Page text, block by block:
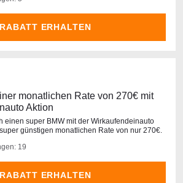
RABATT ERHALTEN
monatlichen Rate von 270€ mit
Aktion
einen super BMW mit der Wirkaufendeinauto
günstigen monatlichen Rate von nur 270€.
19
RABATT ERHALTEN